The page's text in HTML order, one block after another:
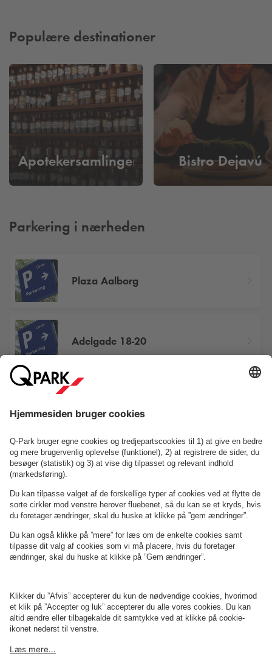
Populære destinationer
Apotekersamlingen Bistro Dejavú
Parkering i nærheden
Plaza Aalborg
Adelgade 18-20
Se P-anlæg på kortet
OmQ-Park
Erhverv
Betingelser og politikker